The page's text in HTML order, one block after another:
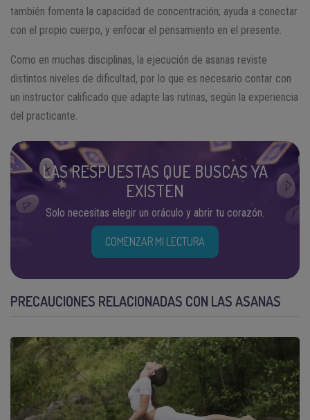
también fomenta la capacidad de concentración; ayuda a conectar
con el propio cuerpo, y enfocar el pensamiento en el presente.
Como en muchas disciplinas, la ejecución de asanas reviste
distintos niveles de dificultad, por lo que es necesario contar con
un instructor calificado que adapte las rutinas, según la experiencia
del practicante.
LAS RESPUESTAS QUE BUSCAS YA
EXISTEN
Solo necesitas elegir un oráculo y abrir tu corazón.
COMENZAR MI LECTURA
PRECAUCIONES RELACIONADAS CON LAS ASANAS